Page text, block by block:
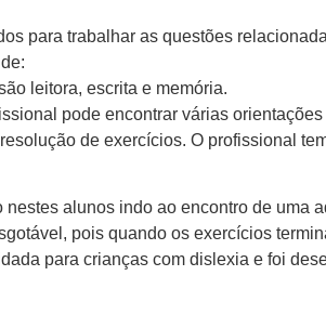
para trabalhar as questões
leitora, escrita e memória.
pode encontrar várias
de exercícios. O profissional
alunos indo ao encontro de uma
pois quando os exercícios
para crianças com dislexia e foi